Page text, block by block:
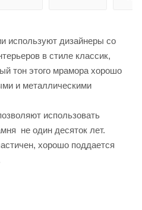
используют дизайнеры со
в стиле классик,
тон этого мрамора хорошо
и металлическими
использовать
не один десяток лет.
хорошо поддается